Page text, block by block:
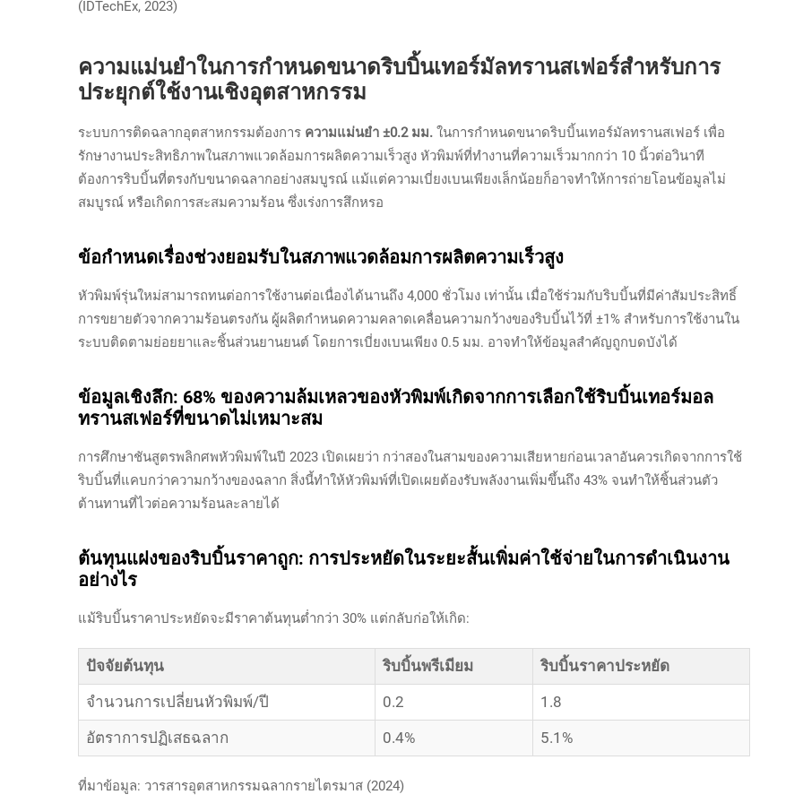
(IDTechEx, 2023)
ความแม่นยำในการกำหนดขนาดริบบิ้นเทอร์มัลทรานสเฟอร์สำหรับการ
ประยุกต์ใช้งานเชิงอุตสาหกรรม
ระบบการติดฉลากอุตสาหกรรมต้องการ ความแม่นยำ ±0.2 มม. ในการกำหนดขนาดริบบิ้นเทอร์มัลทรานสเฟอร์ เพื่อ
รักษางานประสิทธิภาพในสภาพแวดล้อมการผลิตความเร็วสูง หัวพิมพ์ที่ทำงานที่ความเร็วมากกว่า 10 นิ้วต่อวินาที
ต้องการริบบิ้นที่ตรงกับขนาดฉลากอย่างสมบูรณ์ แม้แต่ความเบี่ยงเบนเพียงเล็กน้อยก็อาจทำให้การถ่ายโอนข้อมูลไม่
สมบูรณ์ หรือเกิดการสะสมความร้อน ซึ่งเร่งการสึกหรอ
ข้อกำหนดเรื่องช่วงยอมรับในสภาพแวดล้อมการผลิตความเร็วสูง
หัวพิมพ์รุ่นใหม่สามารถทนต่อการใช้งานต่อเนื่องได้นานถึง 4,000 ชั่วโมง เท่านั้น เมื่อใช้ร่วมกับริบบิ้นที่มีค่าสัมประสิทธิ์
การขยายตัวจากความร้อนตรงกัน ผู้ผลิตกำหนดความคลาดเคลื่อนความกว้างของริบบิ้นไว้ที่ ±1% สำหรับการใช้งานใน
ระบบติดตามย่อยยาและชิ้นส่วนยานยนต์ โดยการเบี่ยงเบนเพียง 0.5 มม. อาจทำให้ข้อมูลสำคัญถูกบดบังได้
ข้อมูลเชิงลึก: 68% ของความล้มเหลวของหัวพิมพ์เกิดจากการเลือกใช้ริบบิ้นเทอร์มอล
ทรานสเฟอร์ที่ขนาดไม่เหมาะสม
การศึกษาชันสูตรพลิกศพหัวพิมพ์ในปี 2023 เปิดเผยว่า กว่าสองในสามของความเสียหายก่อนเวลาอันควรเกิดจากการใช้
ริบบิ้นที่แคบกว่าความกว้างของฉลาก สิ่งนี้ทำให้หัวพิมพ์ที่เปิดเผยต้องรับพลังงานเพิ่มขึ้นถึง 43% จนทำให้ชิ้นส่วนตัว
ต้านทานที่ไวต่อความร้อนละลายได้
ต้นทุนแฝงของริบบิ้นราคาถูก: การประหยัดในระยะสั้นเพิ่มค่าใช้จ่ายในการดำเนินงาน
อย่างไร
แม้ริบบิ้นราคาประหยัดจะมีราคาต้นทุนต่ำกว่า 30% แต่กลับก่อให้เกิด:
ปัจจัยต้นทุน ริบบิ้นพรีเมียม
ริบบิ้นราคาประหยัด
จำนวนการเปลี่ยนหัวพิมพ์/ปี
0.2
1.8
อัตราการปฏิเสธฉลาก
0.4% 5.1%
ที่มาข้อมูล: วารสารอุตสาหกรรมฉลากรายไตรมาส (2024)